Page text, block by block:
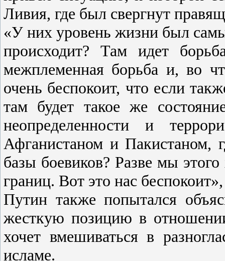
Ливия, где был свергнут
«У них уровень жизни был
происходит? Там идет
межплеменная борьба и, во
очень беспокоит, что если
там будет такое же
неопределенности и
Афганистаном и Пакистаном,
базы боевиков? Разве мы
границ. Вот это нас
Путин также попытался
жесткую позицию в
хочет вмешиваться в
исламе.